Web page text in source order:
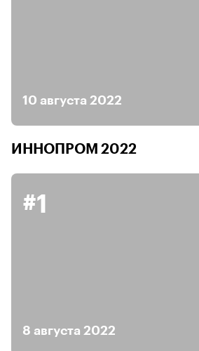
10 августа 2022
ИННОПРОМ 2022
#1
8 августа 2022